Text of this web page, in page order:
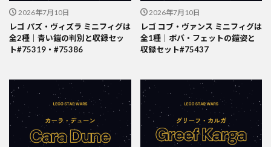
2026年7月10日
レゴ パズ・ヴィズラ ミニフィグは
全2種｜青い鎧の判別と収録セッ
ト#75319・#75386
2026年7月10日
レゴ コブ・ヴァンス ミニフィグは
全1種｜ボバ・フェットの鎧姿と
収録セット#75437